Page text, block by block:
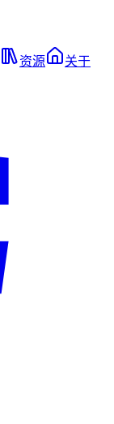
资源
关于